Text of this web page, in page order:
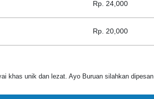
Rp. 24,000
Rp. 20,000
khas unik dan lezat. Ayo Buruan silahkan dipesan